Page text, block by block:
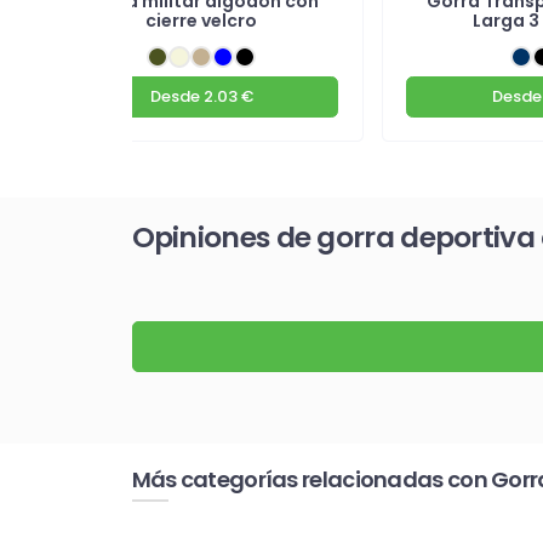
cierre velcro
Desde2.03 €
Larga
Desde
Opiniones de gorra
Más categorías relacionadas con